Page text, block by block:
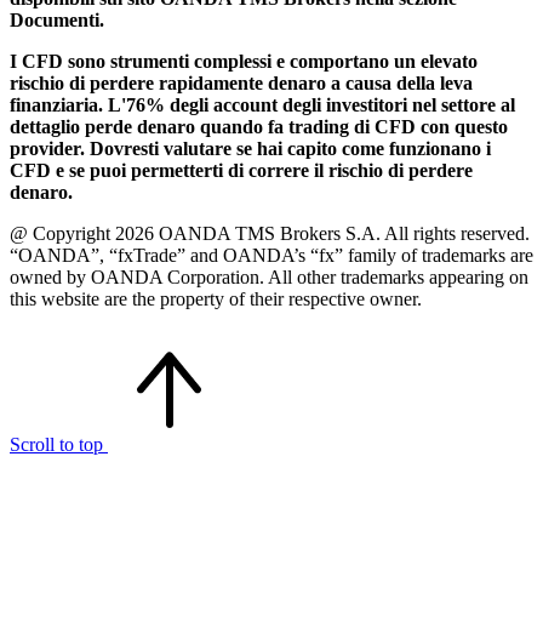
Documenti.
I CFD sono strumenti complessi e comportano un elevato
rischio di perdere rapidamente denaro a causa della leva
finanziaria. L'76% degli account degli investitori nel settore al
dettaglio perde denaro quando fa trading di CFD con questo
provider. Dovresti valutare se hai capito come funzionano i
CFD e se puoi permetterti di correre il rischio di perdere
denaro.
@ Copyright 2026 OANDA TMS Brokers S.A. All rights reserved.
“OANDA”, “fxTrade” and OANDA’s “fx” family of trademarks are
owned by OANDA Corporation. All other trademarks appearing on
this website are the property of their respective owner.
Scroll to top